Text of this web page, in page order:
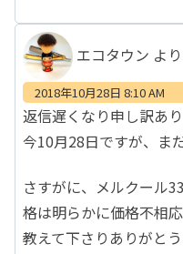
エコタウン よ
2018年10月28日 8:10 AM
返信遅くなり申し訳あり
今10月28日ですが、ま
さすがに、メルクール
格は明らかに価格不相応
教えて下さりありがとう